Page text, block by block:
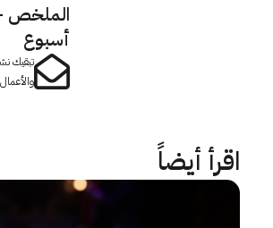
الملخص -
أسبوع
تبقيك
اقرأ أيضاً